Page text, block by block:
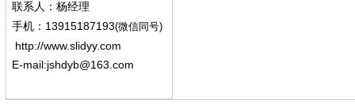
联系人：杨经理
手机 ： 13915187193(微信同号)
http://www.slidyy.com
E-mail:jshdyb@163.com